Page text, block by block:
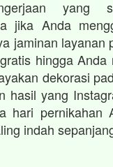
yang
jika Anda
jaminan layanan
hingga Anda
dekorasi
hasil yang
hari pernikahan
indah